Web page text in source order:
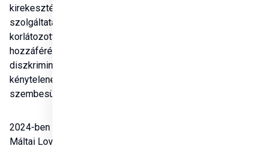
kirekesztéssel, a
szolgáltatásokhoz való
korlátozott
hozzáféréssel és
diszkriminációval
kénytelenek
szembesülni.
2024-ben a Szuverén
Máltai Lovagrend